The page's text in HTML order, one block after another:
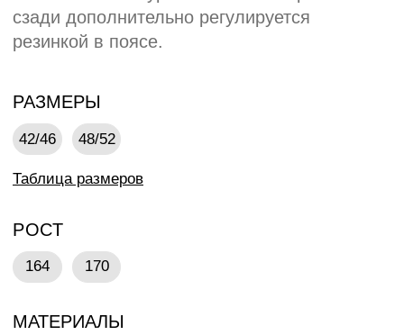
Вышивка Шелкография Термоплёнка
БРЕНДИНГ БАЗОВЫЙ
ОСТАВИТЬ ЗАЯВКУ
Каталог по брендингу